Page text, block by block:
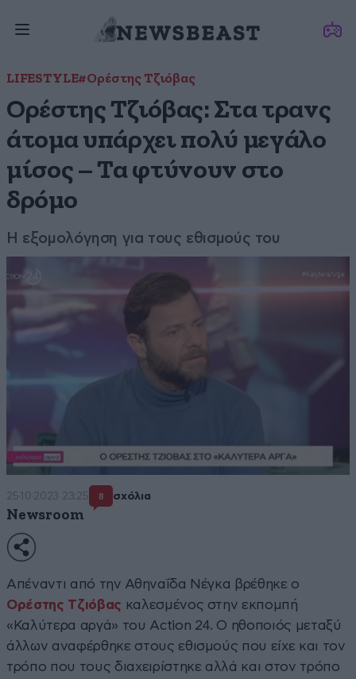
LIFESTYLE#Ορέστης Τζιόβας
Ορέστης Τζιόβας: Στα τρανς
άτομα υπάρχει πολύ μεγάλο
μίσος – Τα φτύνουν στο
δρόμο
Η εξομολόγηση για τους εθισμούς του
25·10·2023 23:25 8 σχόλια
Newsroom
Απέναντι από την Αθηναΐδα Νέγκα βρέθηκε ο
Ορέστης Τζιόβας καλεσμένος στην εκπομπή
«Καλύτερα αργά» του Action 24. Ο ηθοποιός μεταξύ
άλλων αναφέρθηκε στους εθισμούς που είχε και τον
τρόπο που τους διαχειρίστηκε αλλά και στον τρόπο